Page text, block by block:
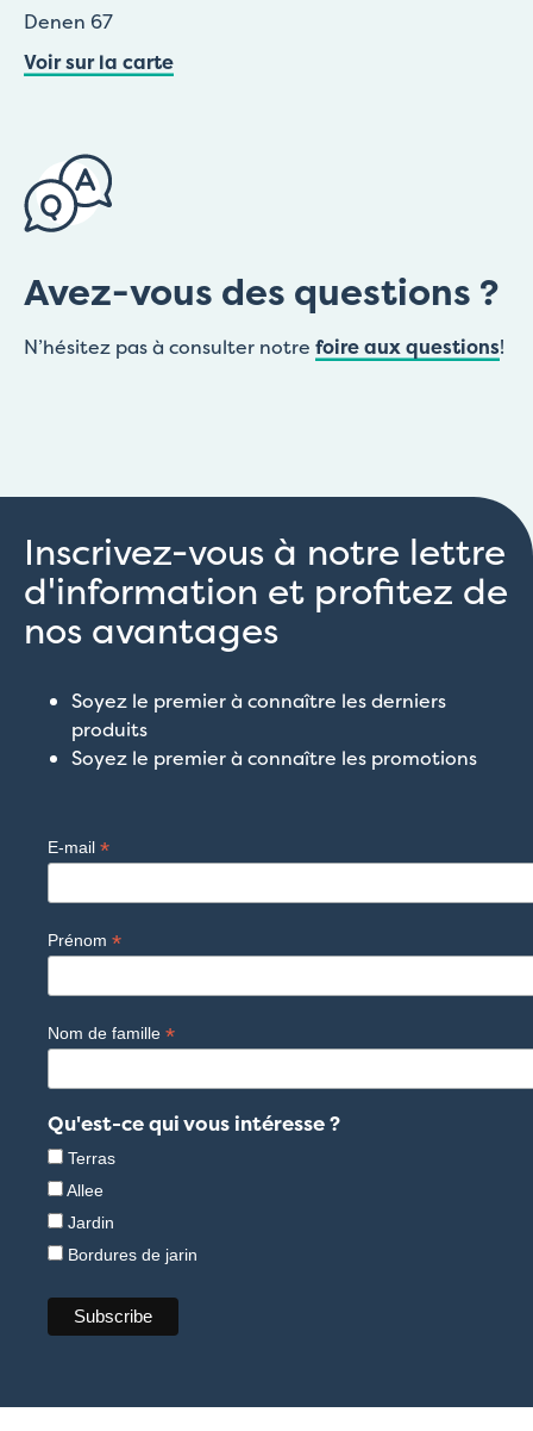
Denen 67
Voir sur la carte
Avez-vous des questions ?
N’hésitez pas à consulter notre foire aux questions!
Inscrivez-vous à notre lettre
d'information et profitez de
nos avantages
Soyez le premier à connaître les derniers
produits
Soyez le premier à connaître les promotions
E-mail *
Prénom *
Nom de famille *
Qu'est-ce qui vous intéresse ?
Terras
Allee
Jardin
Bordures de jarin